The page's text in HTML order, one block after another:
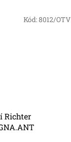
Richter
Kód:8012/OTV